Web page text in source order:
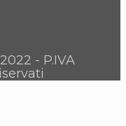
- P.IVA